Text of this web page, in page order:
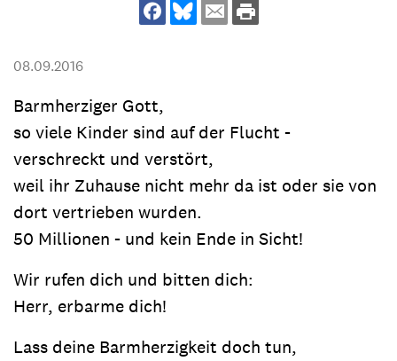
08.09.2016
Barmherziger Gott,
so viele Kinder sind auf der Flucht -
verschreckt und verstört,
weil ihr Zuhause nicht mehr da ist oder sie von
dort vertrieben wurden.
50 Millionen - und kein Ende in Sicht!
Wir rufen dich und bitten dich:
Herr, erbarme dich!
Lass deine Barmherzigkeit doch tun,